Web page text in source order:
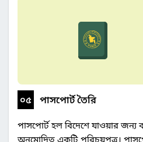
০৫ পাসপোর্ট তৈরি
পাসপোর্ট হল বিদেশে যাওয়ার জন্য
অনুমোদিত একটি পরিচয়পত্র।